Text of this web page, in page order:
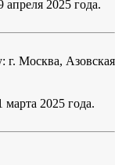
апреля 2025 года.
г. Москва, Азовская
марта 2025 года.